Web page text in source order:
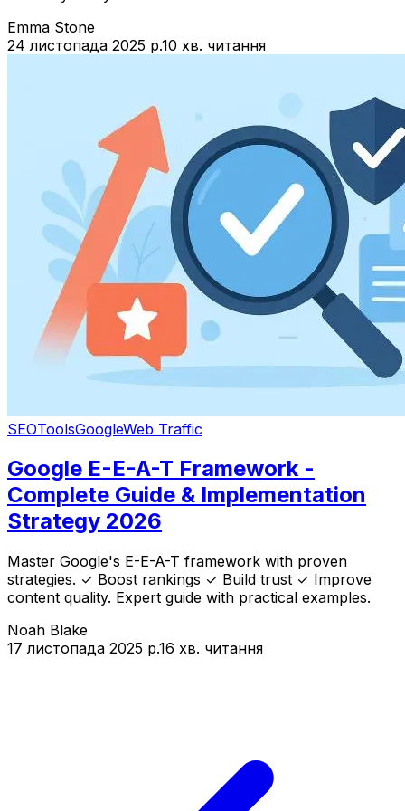
Emma Stone
24 листопада 2025 р.10 хв. читання
SEOToolsGoogleWeb Traffic
Google E-E-A-T Framework -
Complete Guide & Implementation
Strategy 2026
Master Google's E-E-A-T framework with proven
strategies. ✓ Boost rankings ✓ Build trust ✓ Improve
content quality. Expert guide with practical examples.
Noah Blake
17 листопада 2025 р.16 хв. читання